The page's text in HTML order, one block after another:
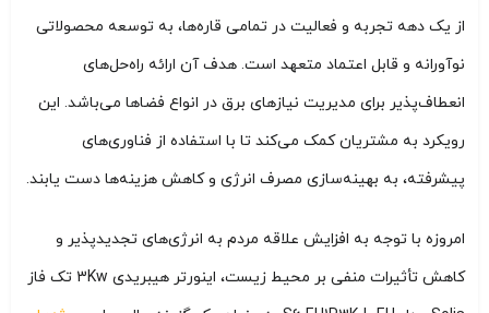
از یک دهه تجربه و فعالیت در تمامی قاره‌ها، به توسعه محصولاتی
نوآورانه و قابل اعتماد متعهد است. هدف آن ارائه راه‌حل‌های
انعطاف‌پذیر برای مدیریت نیازهای برق در انواع فضاها می‌باشد. این
رویکرد به مشتریان کمک می‌کند تا با استفاده از فناوری‌های
پیشرفته، به بهینه‌سازی مصرف انرژی و کاهش هزینه‌ها دست یابند.
امروزه با توجه به افزایش علاقه مردم به انرژی‌های تجدیدپذیر و
کاهش تأثیرات منفی بر محیط زیست، اینورتر هیبریدی 3Kw تک فاز